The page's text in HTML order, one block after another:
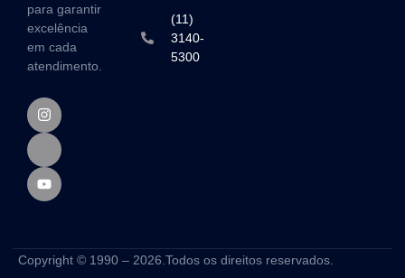
para garantir
excelência
em cada
atendimento.
(11)
3140-
5300
Copyright © 1990 – 2026.Todos os direitos reservados.